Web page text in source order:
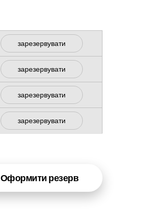
зарезервувати
зарезервувати
зарезервувати
зарезервувати
Оформити резерв